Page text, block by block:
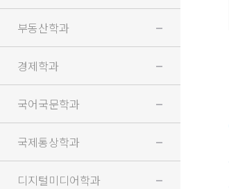
부동산학과
경제학과
국어국문학과
국제통상학과
디지털미디어학과